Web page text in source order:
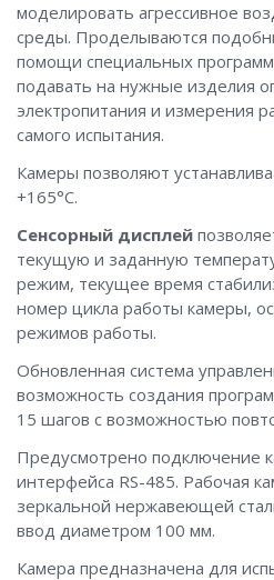
моделировать агрессивное
среды. Проделываются
помощи специальных
подавать на нужные изделия
электропитания и измерения
самого испытания.
Камеры позволяют
+165°С.
Сенсорный дисплей
текущую и заданную
режим, текущее время
номер цикла работы камеры,
режимов работы.
Обновленная система
возможность создания
15 шагов с возможностью
Предусмотрено подключение
интерфейса RS-485. Рабочая
зеркальной нержавеющей
ввод диаметром 100 мм.
Камера предназначена для